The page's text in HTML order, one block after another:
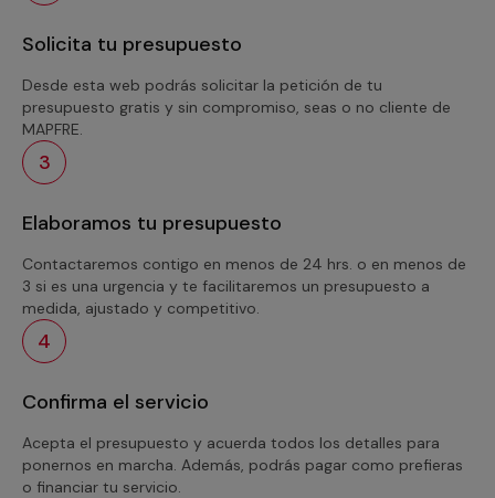
Solicita tu presupuesto
Desde esta web podrás solicitar la petición de tu
presupuesto gratis y sin compromiso, seas o no cliente de
MAPFRE.
3
Elaboramos tu presupuesto
Contactaremos contigo en menos de 24 hrs. o en menos de
3 si es una urgencia y te facilitaremos un presupuesto a
medida, ajustado y competitivo.
4
Confirma el servicio
Acepta el presupuesto y acuerda todos los detalles para
ponernos en marcha. Además, podrás pagar como prefieras
o financiar tu servicio.